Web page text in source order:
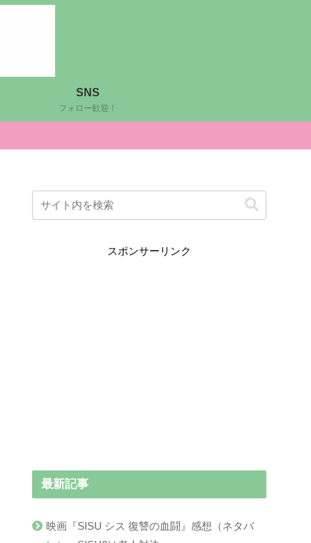
SNS
フォロー歓迎！
スポンサーリンク
最新記事
映画『SISU シス 復讐の血闘』感想（ネタバ